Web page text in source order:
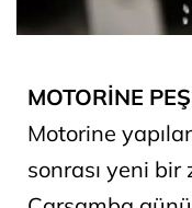
MOTORİNE
Motorine
sonrası yeni